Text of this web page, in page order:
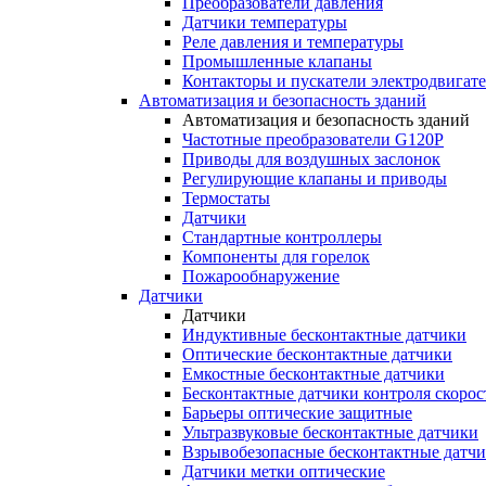
Датчики температуры
Реле давления и температуры
Промышленные клапаны
Контакторы и пускатели
Автоматизация и безопасность зданий
Автоматизация и безопасность зданий
Частотные преобразователи G120P
Приводы для воздушных заслонок
Регулирующие клапаны и приводы
Термостаты
Датчики
Стандартные контроллеры
Компоненты для горелок
Пожарообнаружение
Датчики
Датчики
Индуктивные бесконтактные датчики
Оптические бесконтактные датчики
Емкостные бесконтактные датчики
Бесконтактные датчики контроля
Барьеры оптические защитные
Ультразвуковые бесконтактные датчики
Взрывобезопасные бесконтактные
Датчики метки оптические